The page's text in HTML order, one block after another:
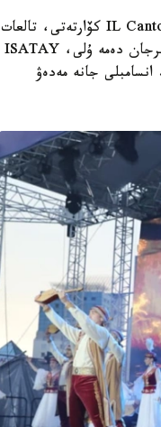
باعدارلامادا ماقپال ءجۇنىسوۆا، جانار دۋعالوۆا، 6ellucci, KeshYou, اسحات تارعىن، IL Canto كۆارتەتى، تالعات
كۇزەمبايەۆ، ەرلان ءبىلال، نۇرلىبەك ناعمەتوۆ، سەرىك يساحان، نۇرلان بەردىبايەۆ، ءبىرجان دەمە ۇلى، ISATAY
جانە مەدەۋ